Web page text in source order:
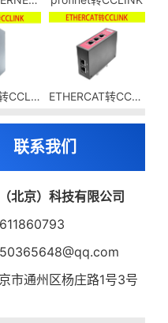
EthernetIP转CCLINK ETHERCAT转CCLINK
联系我们
北京）科技有限公司
市通州区杨庄路1号3号